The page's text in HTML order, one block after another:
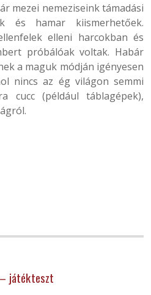
mezei nemeziseink támadási
és hamar kiismerhetőek.
elleni harcokban és
próbálóak voltak. Habár
a maguk módján igényesen
nincs az ég világon semmi
cucc (például táblagépek),
játékteszt